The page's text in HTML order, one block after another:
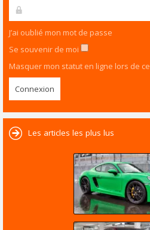
J’ai oublié mon mot de passe
Se souvenir de moi
Masquer mon statut en ligne lors de
Les articles les plus lus